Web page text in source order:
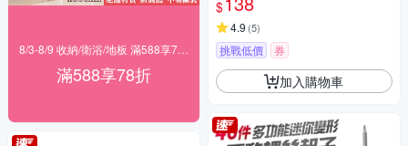
滿588享78折
$
4.9 (5)
挑戰低價 券
加入購物車